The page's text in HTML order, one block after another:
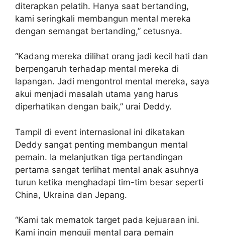
diterapkan pelatih. Hanya saat bertanding,
kami seringkali membangun mental mereka
dengan semangat bertanding,” cetusnya.
“Kadang mereka dilihat orang jadi kecil hati dan
berpengaruh terhadap mental mereka di
lapangan. Jadi mengontrol mental mereka, saya
akui menjadi masalah utama yang harus
diperhatikan dengan baik,” urai Deddy.
Tampil di event internasional ini dikatakan
Deddy sangat penting membangun mental
pemain. Ia melanjutkan tiga pertandingan
pertama sangat terlihat mental anak asuhnya
turun ketika menghadapi tim-tim besar seperti
China, Ukraina dan Jepang.
“Kami tak mematok target pada kejuaraan ini.
Kami ingin menguji mental para pemain